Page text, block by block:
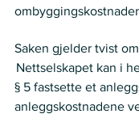
Saken gjelder tvist
Nettselskapet kan i
§ 5 fastsette et
anleggskostnadene